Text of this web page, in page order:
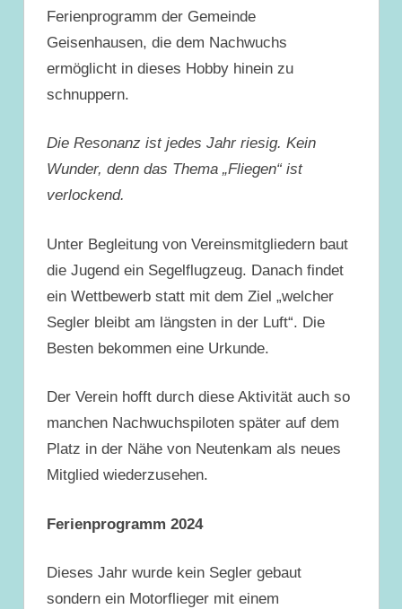
Ferienprogramm der Gemeinde
Geisenhausen, die dem Nachwuchs
ermöglicht in dieses Hobby hinein zu
schnuppern.
Die Resonanz ist jedes Jahr riesig. Kein
Wunder, denn das Thema „Fliegen“ ist
verlockend.
Unter Begleitung von Vereinsmitgliedern baut
die Jugend ein Segelflugzeug. Danach findet
ein Wettbewerb statt mit dem Ziel „welcher
Segler bleibt am längsten in der Luft“. Die
Besten bekommen eine Urkunde.
Der Verein hofft durch diese Aktivität auch so
manchen Nachwuchspiloten später auf dem
Platz in der Nähe von Neutenkam als neues
Mitglied wiederzusehen.
Ferienprogramm 2024
Dieses Jahr wurde kein Segler gebaut
sondern ein Motorflieger mit einem